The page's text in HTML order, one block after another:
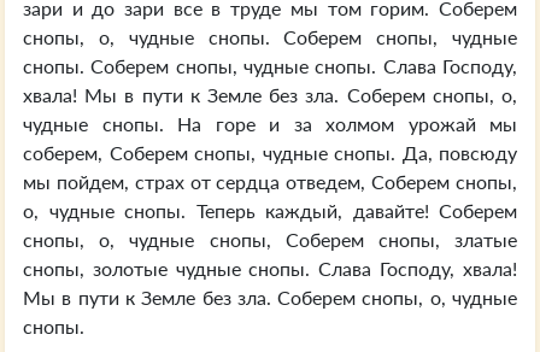
зари и до зари все в труде мы том горим. Соберем
снопы, о, чудные снопы. Соберем снопы, чудные
снопы. Соберем снопы, чудные снопы. Слава Господу,
хвала! Мы в пути к Земле без зла. Соберем снопы, о,
чудные снопы. На горе и за холмом урожай мы
соберем, Соберем снопы, чудные снопы. Да, повсюду
мы пойдем, страх от сердца отведем, Соберем снопы,
о, чудные снопы. Теперь каждый, давайте! Соберем
снопы, о, чудные снопы, Соберем снопы, златые
снопы, золотые чудные снопы. Слава Господу, хвала!
Мы в пути к Земле без зла. Соберем снопы, о, чудные
снопы.